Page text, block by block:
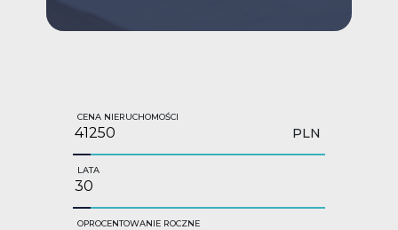
CENA NIERUCHOMOŚCI
PLN
LATA
OPROCENTOWANIE ROCZNE